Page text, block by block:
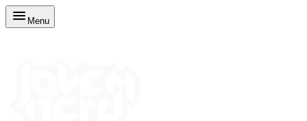
Menu